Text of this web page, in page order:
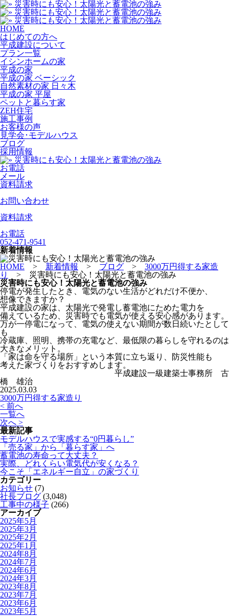
HOME
はじめての方へ
平成建設について
プラン一覧
イシンホームの家
平成の家
平成の家 ベーシック
自然素材の家 日々木
平成の家 平屋
ペットと暮らす家
ZEH住宅
施工事例
お客様の声
見学会･モデルハウス
ブログ
採用情報
お電話
メール
資料請求
お問い合わせ
資料請求
お電話
052-471-9541
新着情報
HOME > 新着情報 > ブログ > 3000万円得する家造
り
> 災害時にも安心！太陽光と蓄電池の強み
災害時にも安心！太陽光と蓄電池の強み
停電が発生したとき、電気のない生活がどれだけ不便か、
想像できますか？
平成建設の家は、太陽光で発電し蓄電池にためた電力を
備えているため、災害時でも電気が使える安心感があります。
万が一停電になって、電気の使えない期間が数日続いたとして
も
冷蔵庫、照明、携帯の充電など、最低限の暮らしを守れるのは
大きなメリット。
「家は命を守る場所」という本質に立ち返り、防災性能も
考えた家づくりをおすすめします。
平成建設一級建築士事務所 古
橋 雄治
2025.03.03
3000万円得する家造り
< 前へ
一覧へ
次へ >
最新記事
モデルハウスで実感する“0円暮らし”
「売る家」から「暮らす家」へ
蓄電池の寿命って大丈夫？
実際、どれくらい電気代が安くなる？
今こそ「エネルギー自立」の家づくり
カテゴリー
お知らせ (7)
社長ブログ (3,048)
工事中の様子 (266)
アーカイブ
2025年5月
2025年3月
2025年2月
2025年1月
2024年8月
2024年7月
2024年6月
2024年3月
2023年8月
2023年7月
2023年6月
2023年5月